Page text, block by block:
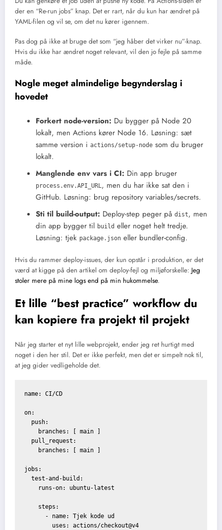
der en “Re-run jobs” knap. Det er rart, når du kun har ændret på
YAML-filen og vil se, om det nu kører igennem.
Pas dog på ikke at bruge det som “jeg håber det virker nu”-knap.
Hvis du ikke har ændret noget relevant, vil den jo fejle på samme
måde.
Nogle meget almindelige begynderslag i
hovedet
Forkert node-version: Du bygger på Node 20
lokalt, men Actions kører Node 16. Løsning: sæt
samme version i actions/setup-node som du bruger
lokalt.
Manglende env vars i CI: Din app bruger
process.env.API_URL , men du har ikke sat den i
GitHub. Løsning: brug repository variables/secrets.
Sti til build-output: Deploy-step peger på dist, men
din app bygger til build eller noget helt tredje.
Løsning: tjek package.json eller bundler-config.
Hvis du rammer deploy-issues, der kun opstår i produktion, er det
værd at kigge på den artikel om deploy-fejl og miljøforskelle: Jeg
stoler mere på mine logs end på min hukommelse.
Et lille “best practice” workflow du
kan kopiere fra projekt til projekt
Når jeg starter et nyt lille webprojekt, ender jeg ret hurtigt med
noget i den her stil. Det er ikke perfekt, men det er simpelt nok til,
at jeg gider vedligeholde det.
name: CI/CD
on:
  push:
    branches: [ main ]
  pull_request:
    branches: [ main ]
jobs:
  test-and-build:
    runs-on: ubuntu-latest
    steps:
      - name: Tjek kode ud
        uses: actions/checkout@v4